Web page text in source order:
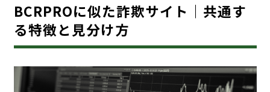
BCRPROに似た詐欺サイト｜共通す
る特徴と見分け方